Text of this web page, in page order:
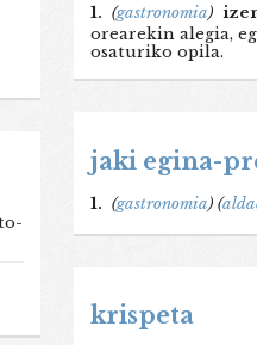
1. (gastronomia)
orearekin alegia,
osaturiko opila.
jaki egina-
1. (gastronomia) (
krispeta